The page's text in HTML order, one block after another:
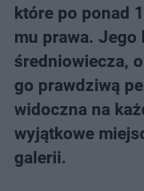
które po ponad
mu prawa. Jego
średniowiecza,
go prawdziwą
widoczna na
wyjątkowe
galerii.